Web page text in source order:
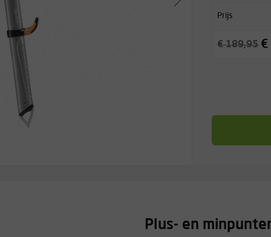
Prijs
€ 189,95 €
Plus- en